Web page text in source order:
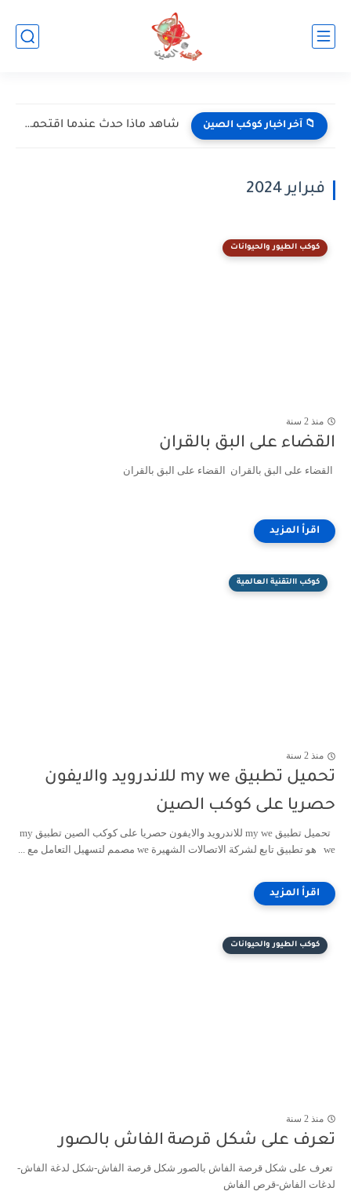
📁 آخر اخبار كوكب الصين شاهد ماذا حدث عندما اقتحمت البايثون موطن الكوبرا الملك!
فبراير 2024
كوكب الطيور والحيوانات
منذ 2 سنة
القضاء على البق بالقران
القضاء على البق بالقران القضاء على البق بالقران
كوكب االتقنية العالمية
منذ 2 سنة
تحميل تطبيق my we للاندرويد والايفون
حصريا على كوكب الصين
تحميل تطبيق my we للاندرويد والايفون حصريا على كوكب الصين تطبيق my
we هو تطبيق تابع لشركة الاتصالات الشهيرة we مصمم لتسهيل التعامل مع ...
كوكب الطيور والحيوانات
منذ 2 سنة
تعرف على شكل قرصة الفاش بالصور
تعرف على شكل قرصة الفاش بالصور شكل قرصة الفاش-شكل لدغة الفاش-
لدغات الفاش-قرص الفاش